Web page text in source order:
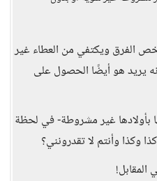
الفرق ويكتفي من العطاء غير
يريد هو أيضًا الحصول على
بأولادها غير مشروطة- في لحظة
وكذا وأنتم لا تقدرونني؟